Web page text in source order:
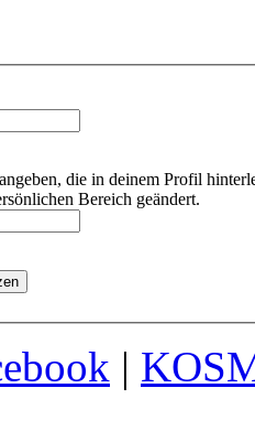
die in deinem Profil
Bereich geändert.
|